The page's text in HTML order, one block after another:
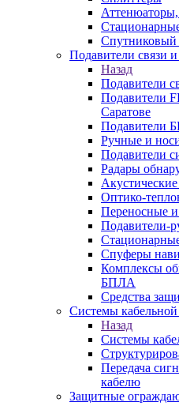
Аттенюаторы,
Спутниковый
Подавители связи
Назад
Подавители
Подавители
Саратове
Подавители
Ручные и
Подавители
Радары
Оптико-
Переносные
Подавители-
Спуферы
Комплексы
БПЛА
Средства
Системы кабельной
Назад
Системы
Передача
кабелю
Защитные